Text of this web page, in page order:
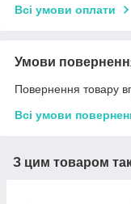
Всі умови оплати
Умови
Повернення товару
Всі умови
З цим товаром